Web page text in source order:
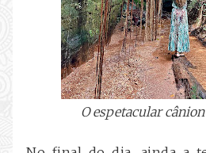
O espetacular